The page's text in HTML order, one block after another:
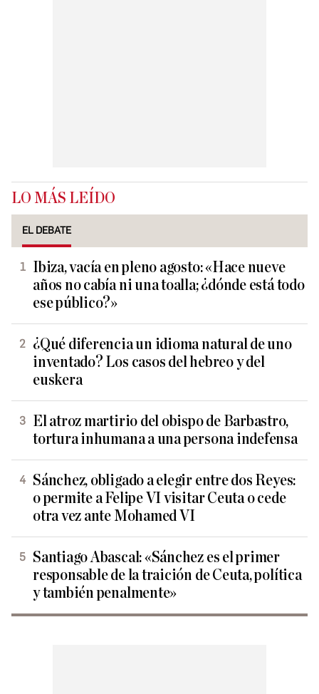
LO MÁS LEÍDO
EL DEBATE
Ibiza, vacía en pleno agosto: «Hace nueve
años no cabía ni una toalla; ¿dónde está todo
ese público?»
¿Qué diferencia un idioma natural de uno
inventado? Los casos del hebreo y del
euskera
El atroz martirio del obispo de Barbastro,
tortura inhumana a una persona indefensa
Sánchez, obligado a elegir entre dos Reyes:
o permite a Felipe VI visitar Ceuta o cede
otra vez ante Mohamed VI
Santiago Abascal: «Sánchez es el primer
responsable de la traición de Ceuta, política
y también penalmente»